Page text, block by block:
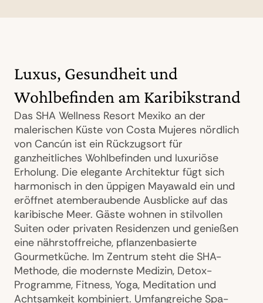
Luxus, Gesundheit und
Wohlbefinden am Karibikstrand
Das SHA Wellness Resort Mexiko an der
malerischen Küste von Costa Mujeres nördlich
von Cancún ist ein Rückzugsort für
ganzheitliches Wohlbefinden und luxuriöse
Erholung. Die elegante Architektur fügt sich
harmonisch in den üppigen Mayawald ein und
eröffnet atemberaubende Ausblicke auf das
karibische Meer. Gäste wohnen in stilvollen
Suiten oder privaten Residenzen und genießen
eine nährstoffreiche, pflanzenbasierte
Gourmetküche. Im Zentrum steht die SHA-
Methode, die modernste Medizin, Detox-
Programme, Fitness, Yoga, Meditation und
Achtsamkeit kombiniert. Umfangreiche Spa-